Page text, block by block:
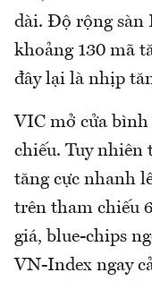
dài. Độ rộng sàn
khoảng 130 mã
đây lại là nhịp
VIC mở cửa
chiếu. Tuy nhiên
tăng cực nhanh
trên tham chiếu
giá, blue-chips
VN-Index ngay